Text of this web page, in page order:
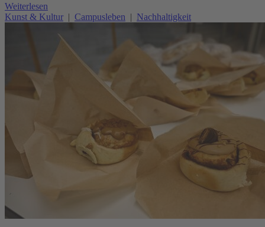
Weiterlesen
Kunst & Kultur | Campusleben | Nachhaltigkeit